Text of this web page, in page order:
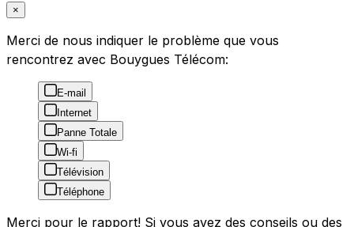
×
Merci de nous indiquer le problème que vous
rencontrez avec Bouygues Télécom:
E-mail
Internet
Panne Totale
Wi-fi
Télévision
Téléphone
Merci pour le rapport! Si vous avez des conseils ou des